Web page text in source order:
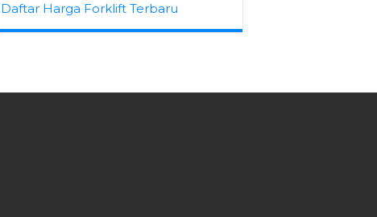
Daftar Harga Forklift Terbaru